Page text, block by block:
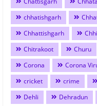
chhatishgarh
Chhattishgarh
Chitrakoot
Churu
Corona
Corona
cricket
crime
Dehli
Dehradun